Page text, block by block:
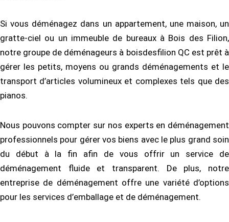
Si vous déménagez dans un appartement, une maison, un
gratte-ciel ou un immeuble de bureaux à Bois des Filion,
notre groupe de déménageurs à boisdesfilion QC est prêt à
gérer les petits, moyens ou grands déménagements et le
transport d’articles volumineux et complexes tels que des
pianos.
Nous pouvons compter sur nos experts en déménagement
professionnels pour gérer vos biens avec le plus grand soin
du début à la fin afin de vous offrir un service de
déménagement fluide et transparent. De plus, notre
entreprise de déménagement offre une variété d’options
pour les services d’emballage et de déménagement.